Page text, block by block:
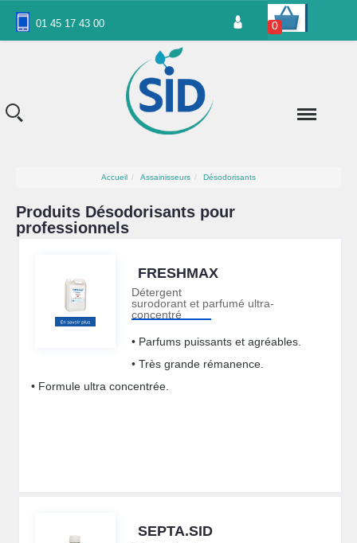
01 45 17 43 00 0
Accueil Assainisseurs Désodorisants
Produits Désodorisants pour
professionnels
FRESHMAX
Détergent
surodorant et parfumé ultra-
concentré
• Parfums puissants et agréables.
• Très grande rémanence.
• Formule ultra concentrée.
SEPTA.SID